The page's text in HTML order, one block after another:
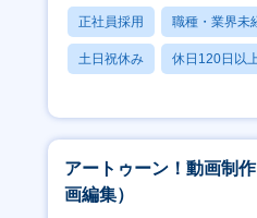
正社員採用 職種・業界未
土日祝休み 休日120日以
アートゥーン！動画制
画編集）